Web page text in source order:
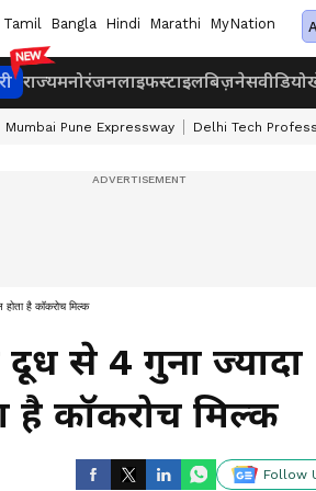
Tamil Bangla Hindi Marathi MyNation
राज्यमनोरंजनलाइफस्टाइलबिज़नेसवीडियो
Mumbai Pune Expressway Delhi Tech
है कॉकरोच मिल्क
से 4 गुना ज्यादा
है कॉकरोच मिल्क
Follow